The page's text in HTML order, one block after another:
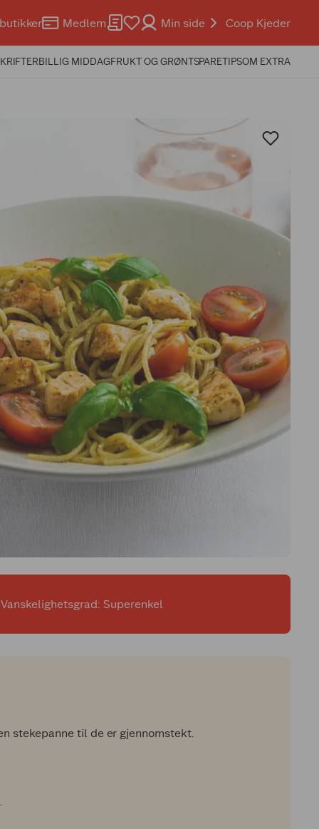
Medlem Min side Coop Kjeder
BILLIG MIDDAGFRUKT OG GRØNTSPARETIPSOM EXTRA
Vanskelighetsgrad: Superenkel
stekepanne til de er gjennomstekt.